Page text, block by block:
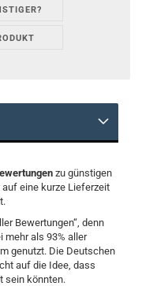
zu günstigen
eine kurze Lieferzeit
Bewertungen“, denn
mehr als 93% aller
genutzt. Die Deutschen
auf die Idee, dass
sein könnten.